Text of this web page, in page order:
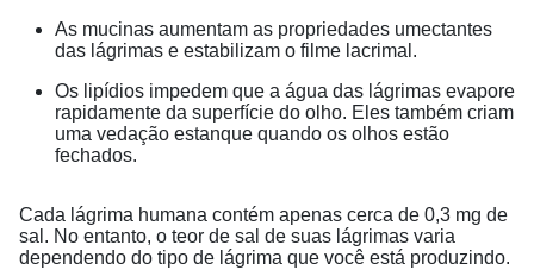
As mucinas aumentam as propriedades umectantes
das lágrimas e estabilizam o filme lacrimal.
Os lipídios impedem que a água das lágrimas evapore
rapidamente da superfície do olho. Eles também criam
uma vedação estanque quando os olhos estão
fechados.
Cada lágrima humana contém apenas cerca de 0,3 mg de
sal. No entanto, o teor de sal de suas lágrimas varia
dependendo do tipo de lágrima que você está produzindo.